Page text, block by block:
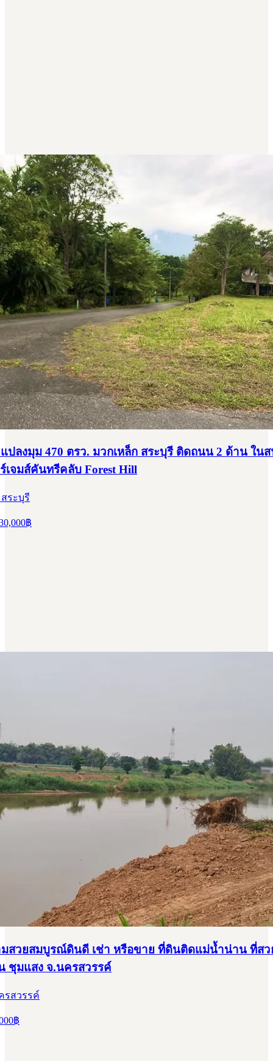
ปลงมุม 470 ตรว. มวกเหล็ก สระบุรี ติดถนน 2 ด้าน ใน
เจมส์คันทรีคลับ Forest Hill
ระบุรี
฿
สวยสมบูรณ์ดินดี เช่า หรือขาย ที่ดินติดแม่น้ำน่าน ที่ส
ชุมแสง จ.นครสวรรค์
รสวรรค์
฿